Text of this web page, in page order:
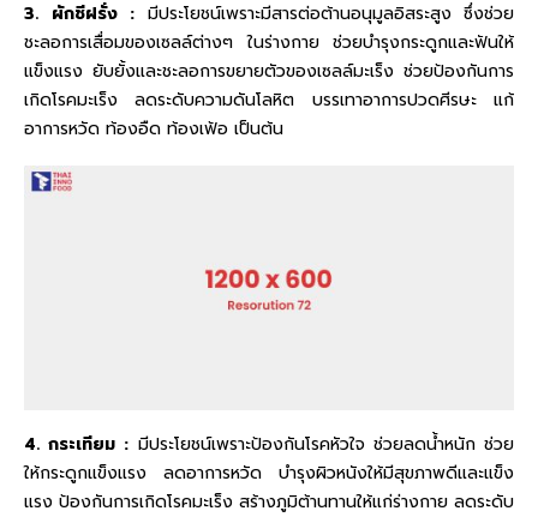
3. ผักชีฝรั่ง : มีประโยชน์เพราะมีสารต่อต้านอนุมูลอิสระสูง ซึ่งช่วย
ชะลอการเสื่อมของเซลล์ต่างๆ ในร่างกาย ช่วยบำรุงกระดูกและฟันให้
แข็งแรง ยับยั้งและชะลอการขยายตัวของเซลล์มะเร็ง ช่วยป้องกันการ
เกิดโรคมะเร็ง ลดระดับความดันโลหิต บรรเทาอาการปวดศีรษะ แก้
อาการหวัด ท้องอืด ท้องเฟ้อ เป็นต้น
4. กระเทียม : มีประโยชน์เพราะป้องกันโรคหัวใจ ช่วยลดน้ำหนัก ช่วย
ให้กระดูกแข็งแรง ลดอาการหวัด บำรุงผิวหนังให้มีสุขภาพดีและแข็ง
แรง ป้องกันการเกิดโรคมะเร็ง สร้างภูมิต้านทานให้แก่ร่างกาย ลดระดับ